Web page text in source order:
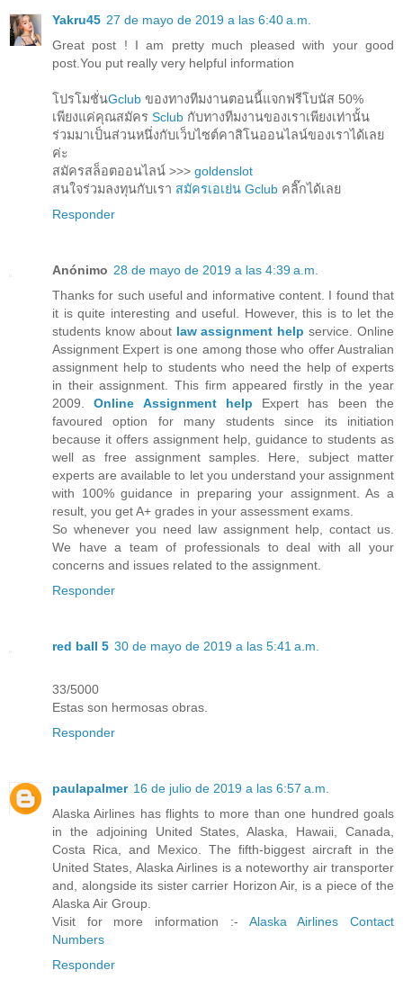
Yakru45 27 de mayo de 2019 a las 6:40 a.m.
Great post ! I am pretty much pleased with your good
post.You put really very helpful information
โปรโมชั่นGclub ของทางทีมงานตอนนี้แจกฟรีโบนัส 50%
เพียงแค่คุณสมัคร Sclub กับทางทีมงานของเราเพียงเท่านั้น
ร่วมมาเป็นส่วนหนึ่งกับเว็บไซต์คาสิโนออนไลน์ของเราได้เลย
ค่ะ
สมัครสล็อตออนไลน์ >>> goldenslot
สนใจร่วมลงทุนกับเรา สมัครเอเย่น Gclub คลิ๊กได้เลย
Responder
Anónimo 28 de mayo de 2019 a las 4:39 a.m.
Thanks for such useful and informative content. I found that
it is quite interesting and useful. However, this is to let the
students know about law assignment help service. Online
Assignment Expert is one among those who offer Australian
assignment help to students who need the help of experts
in their assignment. This firm appeared firstly in the year
2009.Online Assignment help Expert has been the
favoured option for many students since its initiation
because it offers assignment help, guidance to students as
well as free assignment samples. Here, subject matter
experts are available to let you understand your assignment
with 100% guidance in preparing your assignment. As a
result, you get A+ grades in your assessment exams.
So whenever you need law assignment help, contact us.
We have a team of professionals to deal with all your
concerns and issues related to the assignment.
Responder
red ball 5 30 de mayo de 2019 a las 5:41 a.m.
33/5000
Estas son hermosas obras.
Responder
paulapalmer 16 de julio de 2019 a las 6:57 a.m.
Alaska Airlines has flights to more than one hundred goals
in the adjoining United States, Alaska, Hawaii, Canada,
Costa Rica, and Mexico. The fifth-biggest aircraft in the
United States, Alaska Airlines is a noteworthy air transporter
and, alongside its sister carrier Horizon Air, is a piece of the
Alaska Air Group.
Visit for more information :- Alaska Airlines Contact
Numbers
Responder